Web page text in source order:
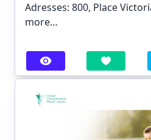
Adresses: 800, Place
more…